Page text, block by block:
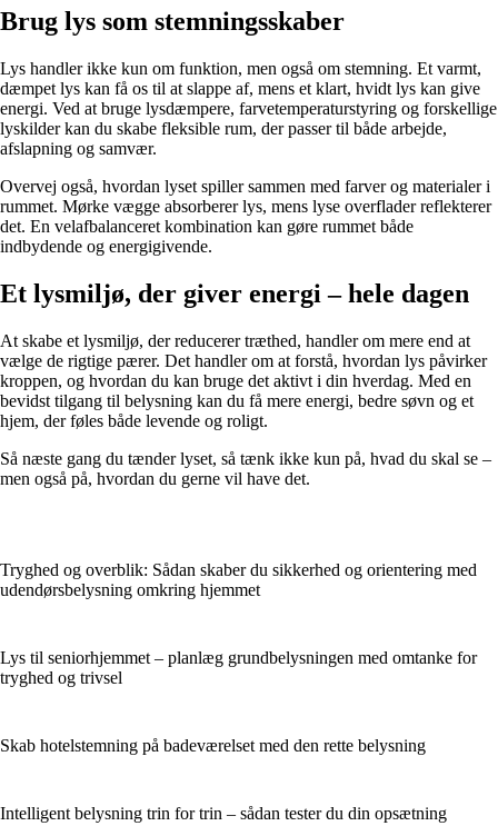
Brug lys som stemningsskaber
Lys handler ikke kun om funktion, men også om stemning. Et varmt,
dæmpet lys kan få os til at slappe af, mens et klart, hvidt lys kan give
energi. Ved at bruge lysdæmpere, farvetemperaturstyring og forskellige
lyskilder kan du skabe fleksible rum, der passer til både arbejde,
afslapning og samvær.
Overvej også, hvordan lyset spiller sammen med farver og materialer i
rummet. Mørke vægge absorberer lys, mens lyse overflader reflekterer
det. En velafbalanceret kombination kan gøre rummet både
indbydende og energigivende.
Et lysmiljø, der giver energi – hele dagen
At skabe et lysmiljø, der reducerer træthed, handler om mere end at
vælge de rigtige pærer. Det handler om at forstå, hvordan lys påvirker
kroppen, og hvordan du kan bruge det aktivt i din hverdag. Med en
bevidst tilgang til belysning kan du få mere energi, bedre søvn og et
hjem, der føles både levende og roligt.
Så næste gang du tænder lyset, så tænk ikke kun på, hvad du skal se –
men også på, hvordan du gerne vil have det.
Tryghed og overblik: Sådan skaber du sikkerhed og orientering med
udendørsbelysning omkring hjemmet
Lys til seniorhjemmet – planlæg grundbelysningen med omtanke for
tryghed og trivsel
Skab hotelstemning på badeværelset med den rette belysning
Intelligent belysning trin for trin – sådan tester du din opsætning